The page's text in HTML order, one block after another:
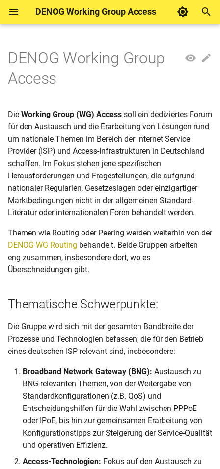
DENOG Working Group Access
e
s
t
a
r
t
e
a
c
n
Thematische Schwerpunkte:
Mitarbeit
Was sind Blueprints? Juniper
Access Technologies
PON Management
Auto Configuration (ACS) &
CPE Management
L2BSA
L3BSA
& Accounting
IP-Adress-Effizienz und
Einsparungstechnologien
Security
VoIP
Geschäftskunden
Nationale Regulatorische
Anforderungen
Literatur
DENOG Working Group
Access
DENOG Working Group
Access
Die Working Group (WG) Access soll ein dediziertes Forum
für den Austausch und die Erarbeitung von Lösungen rund
um nationale Themen im Bereich der Internet Service
Provider (ISP) und Access-Infrastrukturen in Deutschland
schaffen. Im Fokus stehen jene spezifischen
Herausforderungen und Fragestellungen, die aufgrund
nationaler Regularien, Gesetzeslagen oder einzigartiger
Marktbedingungen nicht in der allgemeinen Standard-
Literatur oder internationalen Foren behandelt werden.
Themen wie Routing oder Peering werden weiterhin von der
DENOG WG Routing behandelt. Beide Gruppen arbeiten
eng zusammen, insbesondere dort, wo es
Überschneidungen gibt.
Thematische Schwerpunkte:
Die Gruppe wird sich mit der gesamten Bandbreite der
Prozesse und Technologien befassen, die für den Betrieb
eines deutschen ISP relevant sind, insbesondere:
Broadband Network Gateway (BNG): Austausch zu
BNG-relevanten Themen, von der Weitergabe von
Standardkonfigurationen (z.B. QoS) und
Entscheidungshilfen für die Wahl zwischen PPPoE
oder IPoE, bis hin zur gemeinsamen Erarbeitung von
Konfigurationstipps zur Steigerung der Service-Qualität
und operativen Effizienz.
Access-Technologien: Fokus auf den Austausch zu